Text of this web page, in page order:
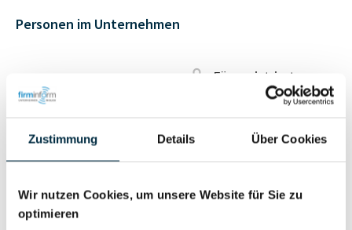
Zustimmung Details Über Cookies
Wir nutzen Cookies, um unsere Website für Sie zu
optimieren
Personen im Unternehmen
Geschäftsführer (1)
Für registrierte
Wirtschaftlich
Vollständiges
anfragen